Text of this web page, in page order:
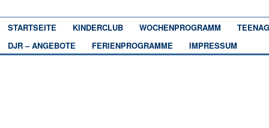
STARTSEITE KINDERCLUB WOCHENPROGRAMM
DJR – ANGEBOTE
FERIENPROGRAMME IMPRESSUM